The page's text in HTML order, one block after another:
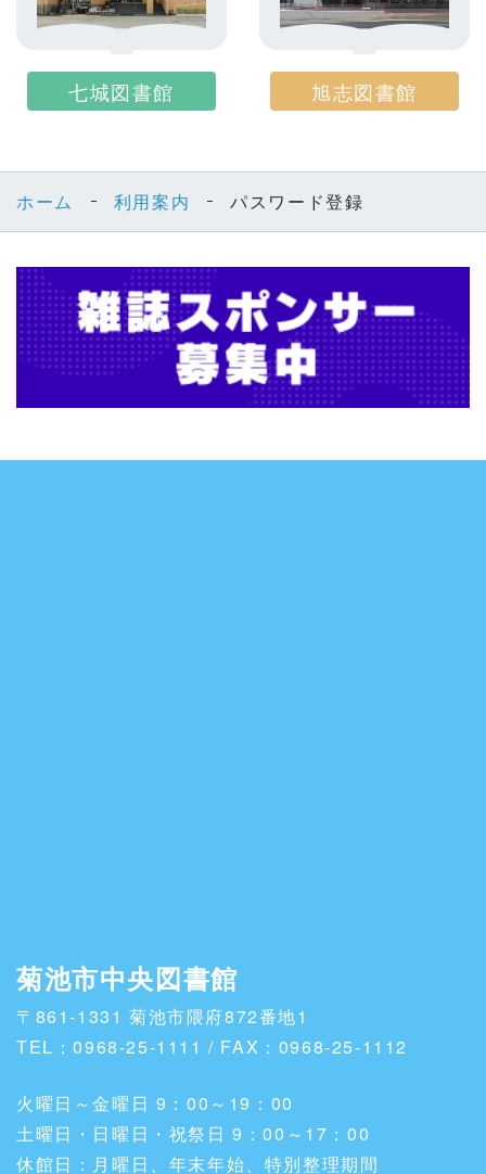
七城図書館 旭志図書館
ホーム 利用案内 パスワード登録
菊池市中央図書館
〒861-1331 菊池市隈府872番地1
TEL：0968-25-1111 / FAX：0968-25-1112
火曜日～金曜日 9：00～19：00
土曜日・日曜日・祝祭日 9：00～17：00
休館日：月曜日、年末年始、特別整理期間